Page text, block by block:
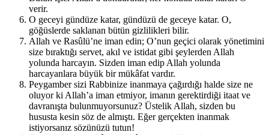
verir.
O geceyi gündüze katar, gündüzü de geceye katar. O,
göğüslerde saklanan bütün gizlilikleri bilir.
Allah ve Rasûlü’ne iman edin; O’nun geçici olarak yönetimini
size bıraktığı servet, akıl ve istidat gibi şeylerden Allah
yolunda harcayın. Sizden iman edip Allah yolunda
harcayanlara büyük bir mükâfat vardır.
Peygamber sizi Rabbinize inanmaya çağırdığı halde size ne
oluyor ki Allah’a iman etmiyor, imanın gerektirdiği itaat ve
davranışta bulunmuyorsunuz? Üstelik Allah, sizden bu
hususta kesin söz de almıştı. Eğer gerçekten inanmak
istiyorsanız sözünüzü tutun!